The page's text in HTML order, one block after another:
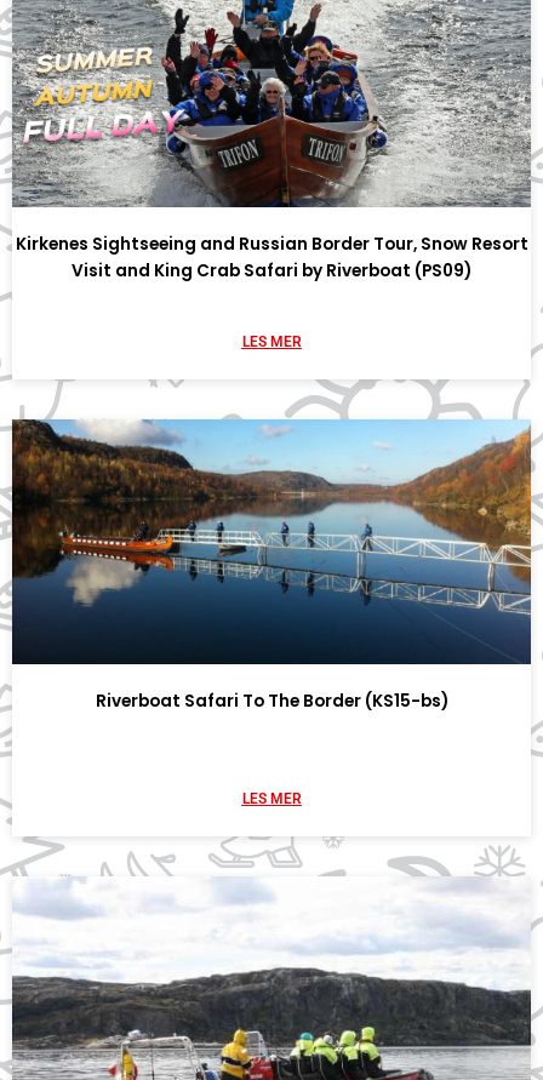
Kirkenes Sightseeing and Russian Border Tour, Snow Resort
Visit and King Crab Safari by Riverboat (PS09)
LES MER
Riverboat Safari To The Border (KS15-bs)
LES MER